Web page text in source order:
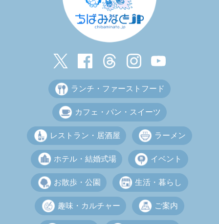
ランチ・ファーストフード
カフェ・パン・スイーツ
レストラン・居酒屋 ラーメン
ホテル・結婚式場 イベント
お散歩・公園 生活・暮らし
趣味・カルチャー ご案内